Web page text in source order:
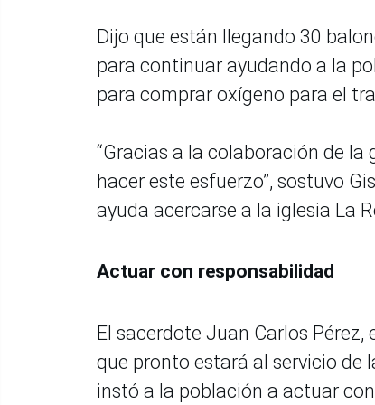
Dijo que están llegando 30
para continuar ayudando a la
para comprar oxígeno para el
“Gracias a la colaboración de
hacer este esfuerzo”, sostuvo
ayuda acercarse a la iglesia La
Actuar con responsabilidad
El sacerdote Juan Carlos
que pronto estará al servicio de
instó a la población a actuar